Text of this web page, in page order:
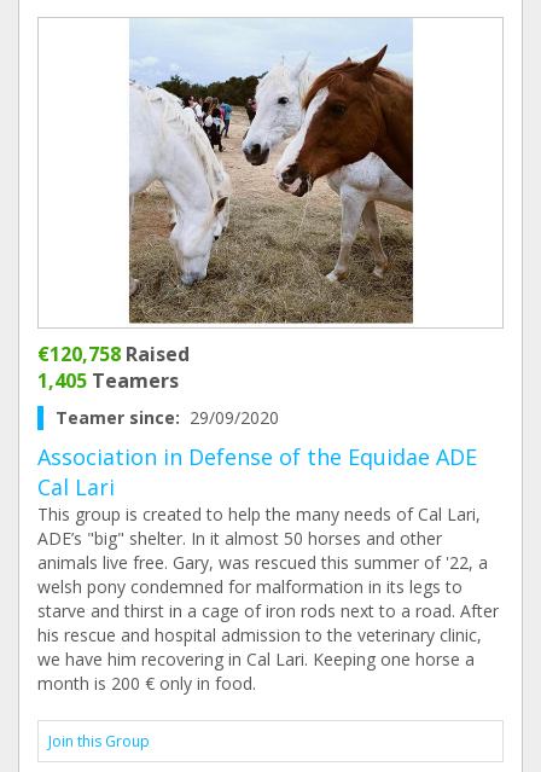
€120,758 Raised
1,405 Teamers
Teamer since: 29/09/2020
Association in Defense of the Equidae ADE
Cal Lari
This group is created to help the many needs of Cal Lari,
ADE’s "big" shelter. In it almost 50 horses and other
animals live free. Gary, was rescued this summer of '22, a
welsh pony condemned for malformation in its legs to
starve and thirst in a cage of iron rods next to a road. After
his rescue and hospital admission to the veterinary clinic,
we have him recovering in Cal Lari. Keeping one horse a
month is 200 € only in food.
Join this Group